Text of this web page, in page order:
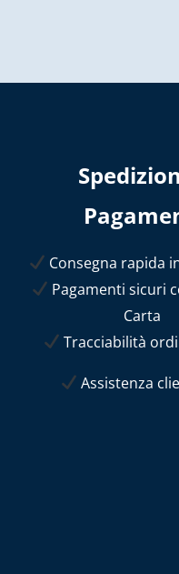
Consegna rapida
Pagamenti sicuri
Carta
Tracciabilità
Assistenza